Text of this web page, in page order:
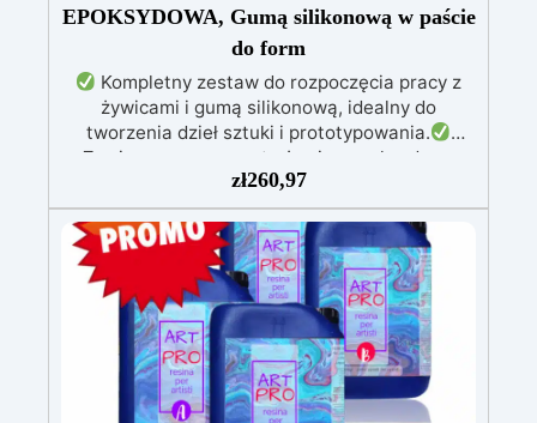
EPOKSYDOWA, Gumą silikonową w paście
do form
Kompletny zestaw do rozpoczęcia pracy z
żywicami i gumą silikonową, idealny do
tworzenia dzieł sztuki i prototypowania.
Zawiera przezroczystą żywicę epoksydową
(800g) do wlewania, możliwą do barwienia
według uznania.
Zawiera białą żywicę
poliuretanową (1000g), którą można barwić
według uznania i ma szybki czas utwardzania
(30 minut).
Guma silikonowa w paście
(500g), łatwa do użycia z proporcją mieszania
1:1, idealna do tworzenia niestandardowych
form.
W zestawie: pasta barwiąca,
wielokrotnego użytku forma silikonowa oraz
rękawice nitrilowe.
zł260,97